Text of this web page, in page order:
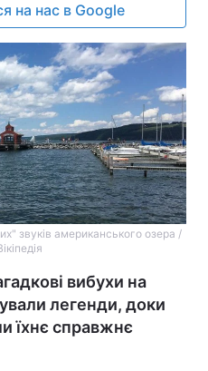
на нас в Google
звуків американського озера /
вибухи на
легенди, доки
їхнє справжнє